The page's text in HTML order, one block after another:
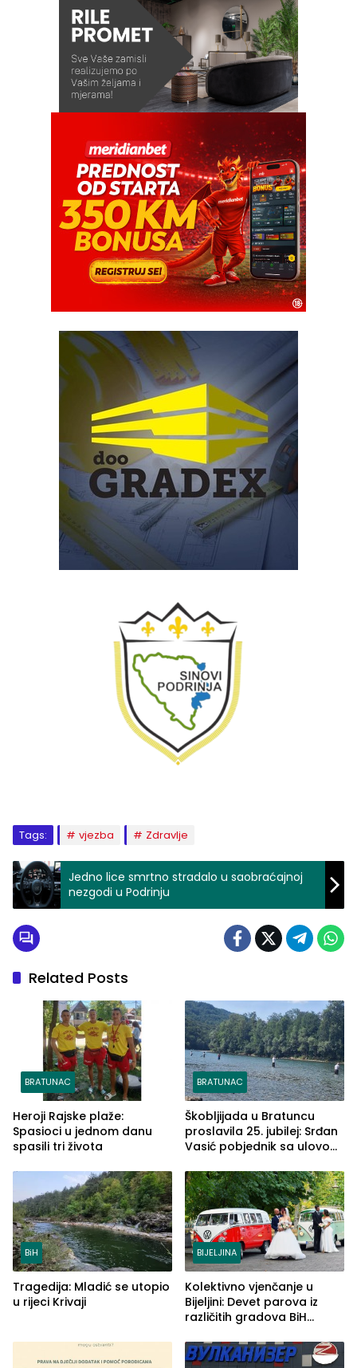
Tags: vjezba Zdravlje
Jedno lice smrtno stradalo u saobraćajnoj
nezgodi u Podrinju
Related Posts
BRATUNAC
Heroji Rajske plaže:
Spasioci u jednom danu
spasili tri života
BRATUNAC
Škobljijada u Bratuncu
proslavila 25. jubilej: Srđan
Vasić pobjednik sa ulovom
BiH
Tragedija: Mladić se utopio
u rijeci Krivaji
BIJELJINA
Kolektivno vjenčanje u
Bijeljini: Devet parova iz
različitih gradova BiH